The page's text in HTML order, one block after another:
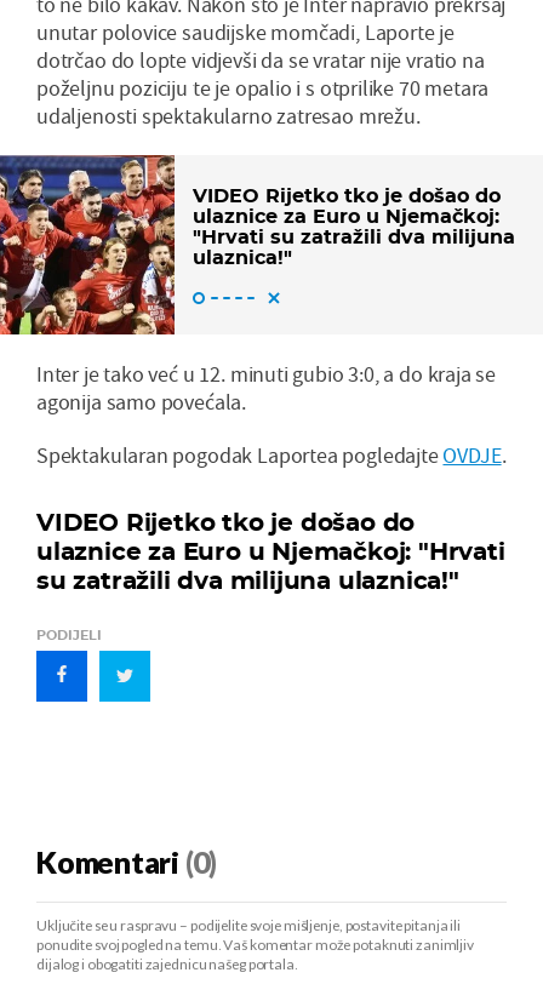
unutar polovice saudijske momčadi, Laporte je
dotrčao do lopte vidjevši da se vratar nije vratio na
poželjnu poziciju te je opalio i s otprilike 70 metara
udaljenosti spektakularno zatresao mrežu.
VIDEO Rijetko tko je došao do
ulaznice za Euro u Njemačkoj:
"Hrvati su zatražili dva milijuna
ulaznica!"
Inter je tako već u 12. minuti gubio 3:0, a do kraja se
agonija samo povećala.
Spektakularan pogodak Laportea pogledajteOVDJE.
VIDEO Rijetko tko je došao do
ulaznice za Euro u Njemačkoj: "Hrvati
su zatražili dva milijuna ulaznica!"
PODIJELI
Komentari (0)
Uključite se u raspravu – podijelite svoje mišljenje, postavite pitanja ili
ponudite svoj pogled na temu. Vaš komentar može potaknuti zanimljiv
dijalog i obogatiti zajednicu našeg portala.